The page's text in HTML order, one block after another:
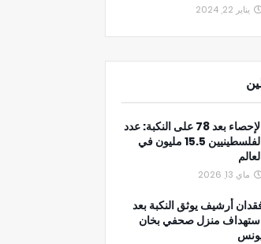
يناير 22, 2024
الإحصاء بعد 78 على النكبة: عدد
الفلسطينيين 15.5 مليون في
ماي 13, 2026
أرشيف يوثق النكبة بعد
منزل صحفي بخان